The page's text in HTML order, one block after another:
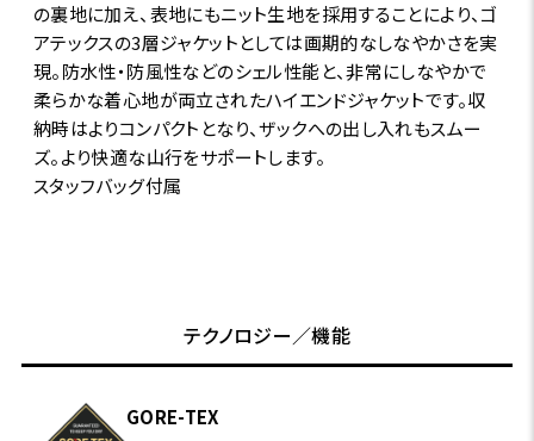
の裏地に加え、表地にもニット生地を採用することにより、ゴ
アテックスの3層ジャケットとしては画期的なしなやかさを実
現。防水性・防風性などのシェル性能と、非常にしなやかで
柔らかな着心地が両立されたハイエンドジャケットです。収
納時はよりコンパクトとなり、ザックへの出し入れもスムー
ズ。より快適な山行をサポートします。
スタッフバッグ付属
テクノロジー／機能
GORE-TEX